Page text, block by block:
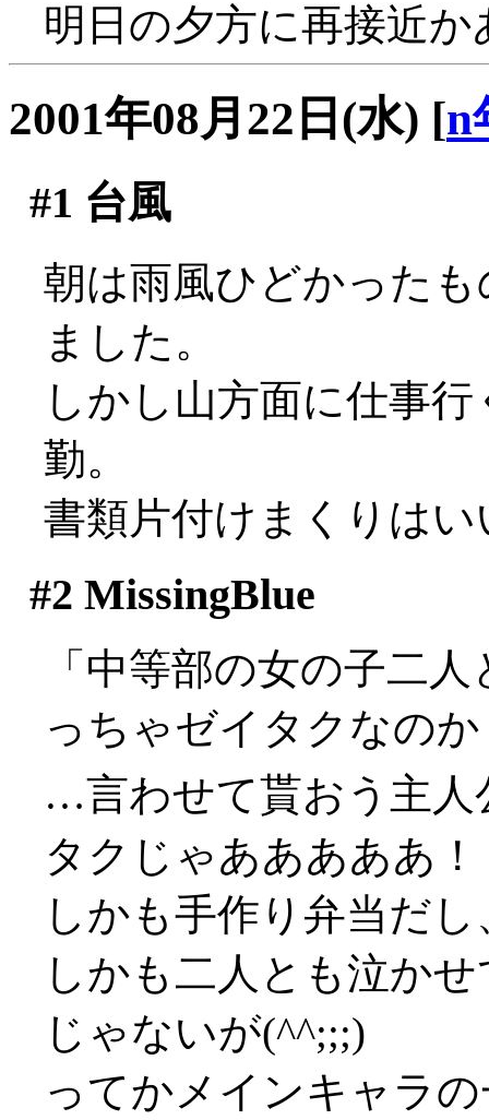
明日の夕方に再接近
2001年08月22日(水) [n
#1 台風
朝は雨風ひどかった
ました。
しかし山方面に仕事
勤。
書類片付けまくりは
#2 MissingBlue
「中等部の女の子二
っちゃゼイタクなの
…言わせて貰おう主
タクじゃあああああ
しかも手作り弁当だし
しかも二人とも泣か
じゃないが(^^;;;)
ってかメインキャラ